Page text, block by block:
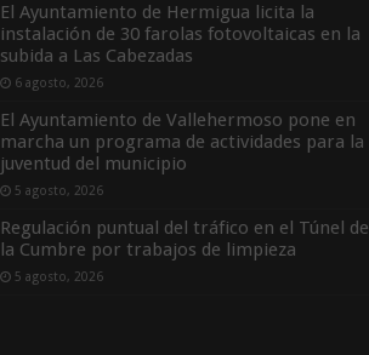
El Ayuntamiento de Hermigua licita la
instalación de 30 farolas fotovoltaicas en la
subida a Las Cabezadas
6 agosto, 2026
El Ayuntamiento de Vallehermoso pone en
marcha un programa de actividades para la
juventud del municipio
5 agosto, 2026
Regulación puntual del tráfico en el Túnel de
la Cumbre por trabajos de limpieza
5 agosto, 2026